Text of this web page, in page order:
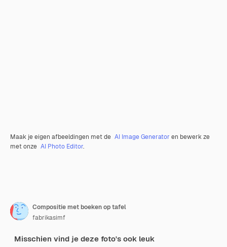
Maak je eigen afbeeldingen met de AI Image Generator en bewerk ze
met onze AI Photo Editor.
Compositie met boeken op tafel
fabrikasimf
Misschien vind je deze foto's ook leuk